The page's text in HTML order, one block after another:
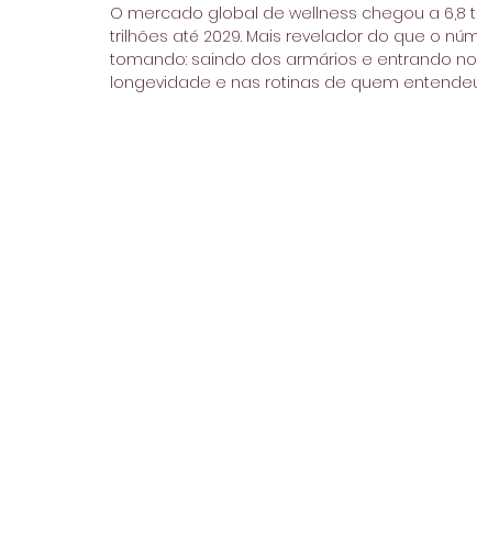
O mercado global de wellness chegou a 6,8
trilhões até 2029. Mais revelador do que o
tomando: saindo dos armários e entrando
longevidade e nas rotinas de quem